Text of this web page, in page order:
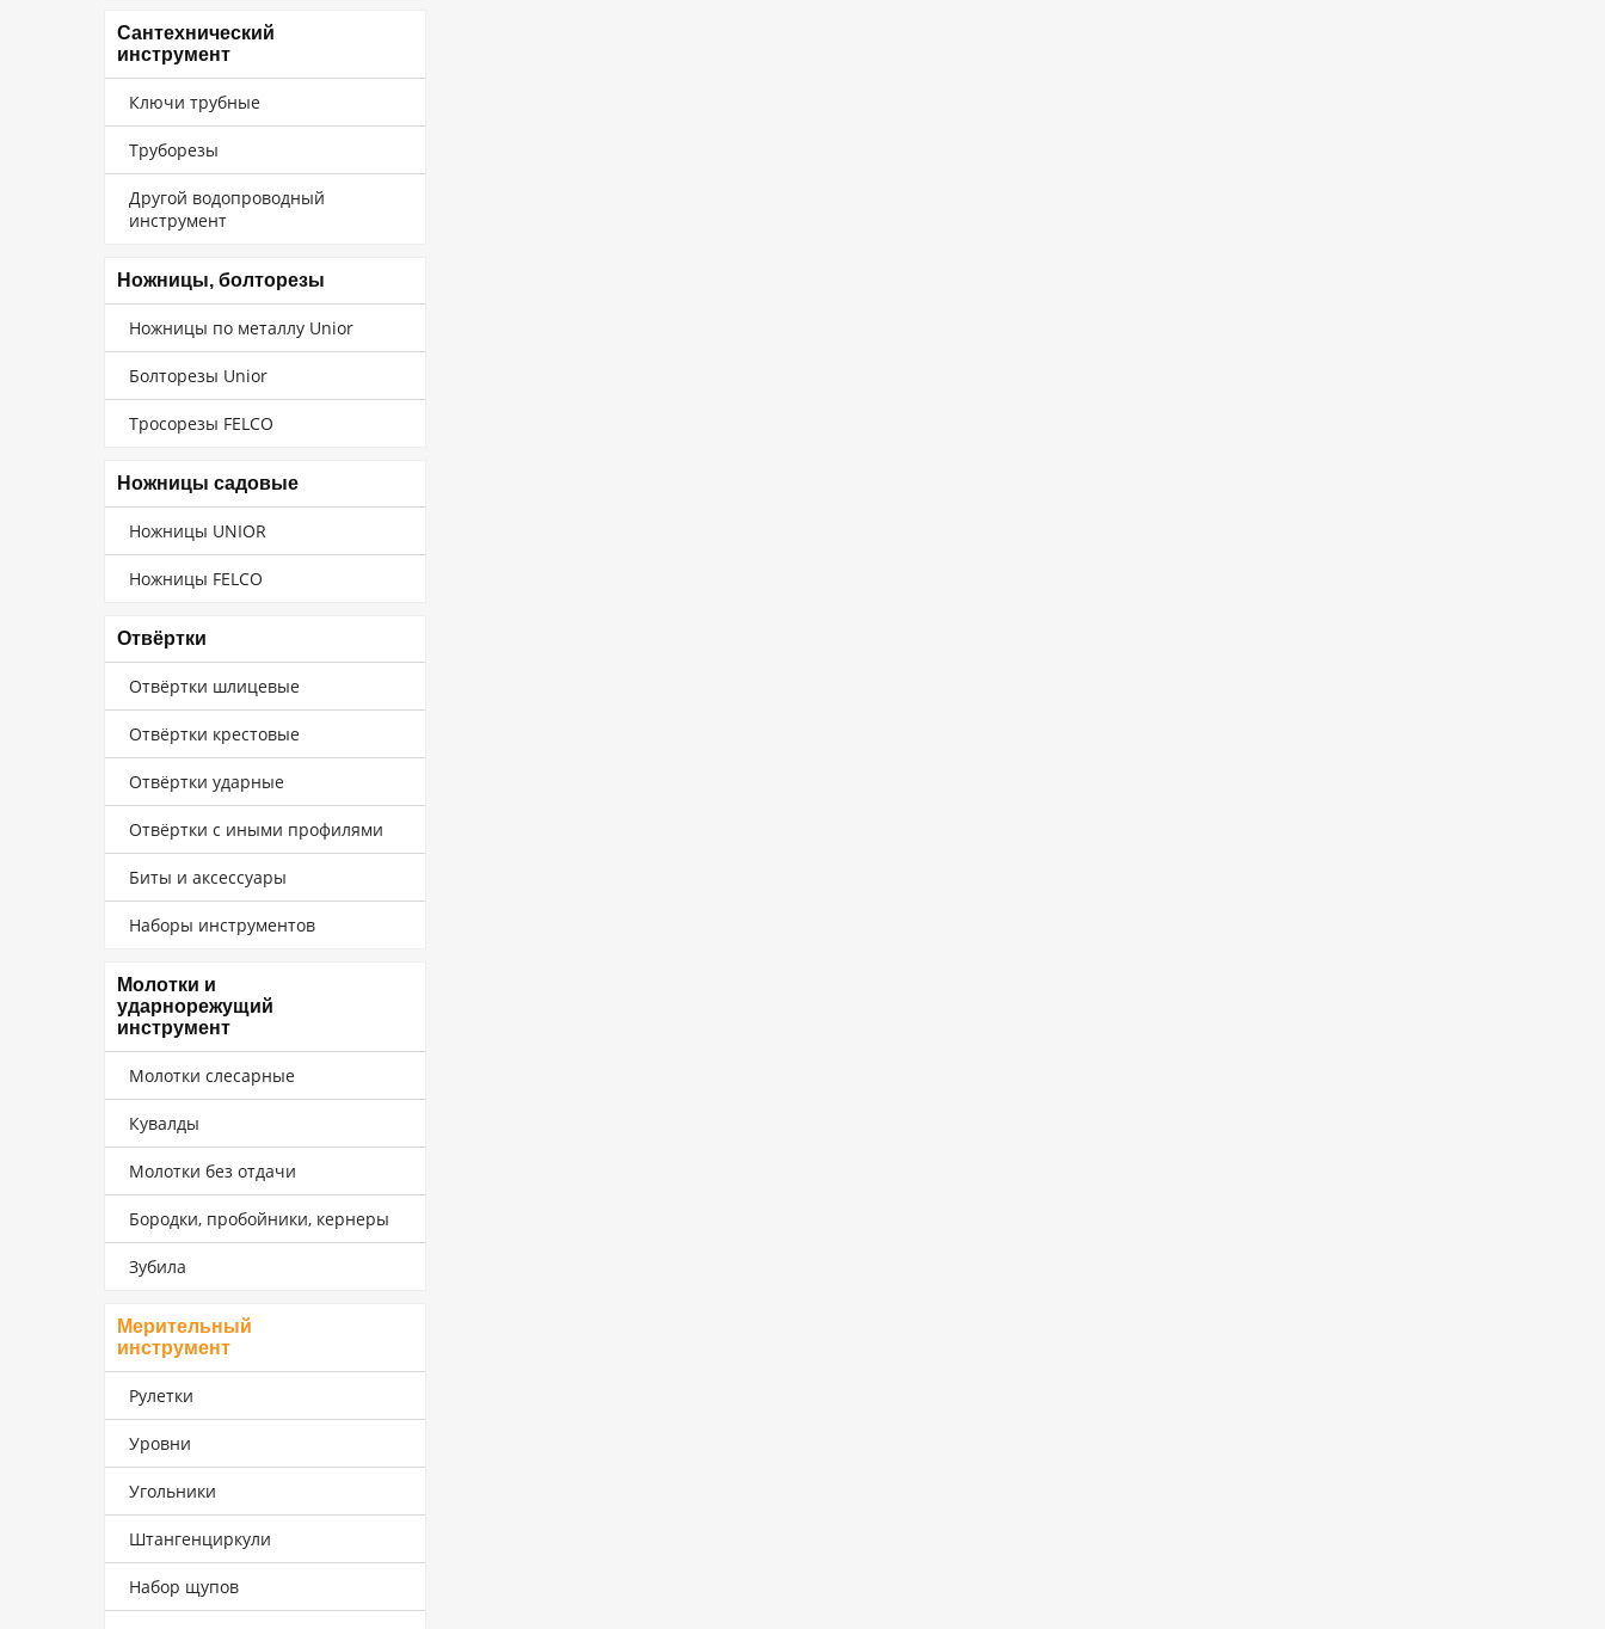
Сантехнический
инструмент
Ключи трубные
Труборезы
Другой водопроводный
инструмент
Ножницы, болторезы
Ножницы по металлу Unior
Болторезы Unior
Тросорезы FELCO
Ножницы садовые
Ножницы UNIOR
Ножницы FELCO
Отвёртки
Отвёртки шлицевые
Отвёртки крестовые
Отвёртки ударные
Отвёртки с иными профилями
Биты и аксессуары
Наборы инструментов
Молотки и
ударнорежущий
инструмент
Молотки слесарные
Кувалды
Молотки без отдачи
Бородки, пробойники, кернеры
Зубила
Мерительный
инструмент
Рулетки
Уровни
Угольники
Штангенциркули
Набор щупов